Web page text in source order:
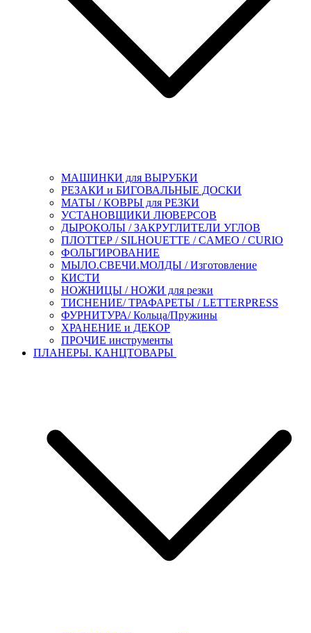
МАШИНКИ для ВЫРУБКИ
РЕЗАКИ и БИГОВАЛЬНЫЕ ДОСКИ
МАТЫ / КОВРЫ для РЕЗКИ
УСТАНОВЩИКИ ЛЮВЕРСОВ
ДЫРОКОЛЫ / ЗАКРУГЛИТЕЛИ УГЛОВ
ПЛОТТЕР / SILHOUETTE / CAMEO / CURIO
ФОЛЬГИРОВАНИЕ
МЫЛО.СВЕЧИ.МОЛДЫ / Изготовление
КИСТИ
НОЖНИЦЫ / НОЖИ для резки
ТИСНЕНИЕ/ ТРАФАРЕТЫ / LETTERPRESS
ФУРНИТУРА/ Кольца/Пружины
ХРАНЕНИЕ и ДЕКОР
ПРОЧИЕ инструменты
ПЛАНЕРЫ. КАНЦТОВАРЫ